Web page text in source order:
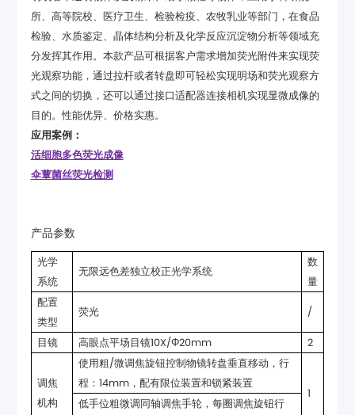
目的。性能优异、价格实惠。
应用案例：
活细胞多色荧光成像
伞蕈菌丝荧光检测
产品参数
系统
无限远色差独立校正光学系统
量
类型
荧光 /
目镜 高眼点平场目镜10X/Φ20mm 2
机构
程：14mm，配有限位装置和锁紧装置
1